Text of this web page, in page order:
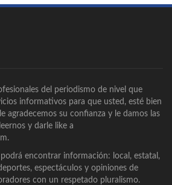
del periodismo de nivel que
informativos para que usted, esté bien
agradecemos su confianza y le damos las
y darle like a
encontrar información: local, estatal,
espectáculos y opiniones de
con un respetado pluralismo.